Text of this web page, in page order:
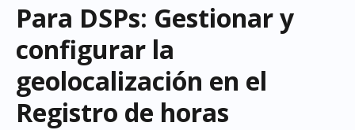
Para DSPs: Gestionar y
configurar la
geolocalización en el
Registro de horas